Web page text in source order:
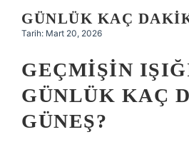
GÜNLÜK KAÇ
Tarih: Mart 20, 2026
GEÇMIŞIN
GÜNLÜK KAÇ
GÜNEŞ?